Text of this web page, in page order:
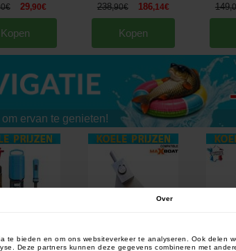
Over
te bieden en om ons websiteverkeer te analyseren. Ook delen
Deze partners kunnen deze gegevens combineren met
€ 29,90€
Kopen
238,90€ 186,14€
Kopen
149,
om ervan te genieten!
Cracker Bait Mesh
Crosse de mise à l'eau Bait